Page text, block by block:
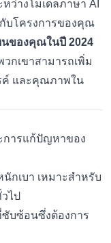
ว่างโมเดลภาษา AI
บโครงการของคุณ
นของคุณในปี 2024
กเขาสามารถเพิ่ม
ค์ และคุณภาพใน
การแก้ปัญหาของ
กเบา เหมาะสำหรับ
ไป
บซ้อนซึ่งต้องการ